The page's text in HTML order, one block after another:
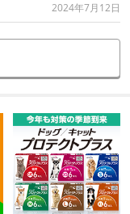
2024年7月12日